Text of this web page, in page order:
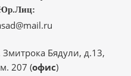
Бядули, д.13,
207 (офис)